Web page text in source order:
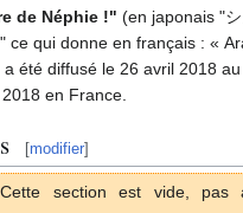
de Néphie !" (en japonais "
ce qui donne en français : «
a été diffusé le 26 avril 2018
en France.
[modifier]
section est vide, pas